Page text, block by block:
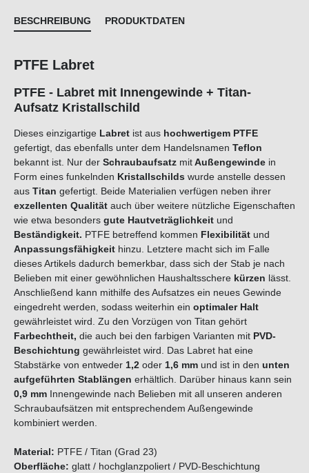
BESCHREIBUNG PRODUKTDATEN
PTFE Labret
PTFE - Labret mit Innengewinde + Titan-
Aufsatz Kristallschild
Dieses einzigartige Labret ist aus hochwertigem PTFE
gefertigt, das ebenfalls unter dem Handelsnamen Teflon
bekannt ist. Nur der Schraubaufsatz mitAußengewinde in
Form eines funkelnden Kristallschilds wurde anstelle dessen
aus Titan gefertigt. Beide Materialien verfügen neben ihrer
exzellenten Qualität auch über weitere nützliche Eigenschaften
wie etwa besonders gute Hautveträglichkeit und
Beständigkeit. PTFE betreffend kommen Flexibilität und
Anpassungsfähigkeit hinzu. Letztere macht sich im Falle
dieses Artikels dadurch bemerkbar, dass sich der Stab je nach
Belieben mit einer gewöhnlichen Haushaltsschere kürzen lässt.
Anschließend kann mithilfe des Aufsatzes ein neues Gewinde
eingedreht werden, sodass weiterhin ein optimaler Halt
gewährleistet wird. Zu den Vorzügen von Titan gehört
Farbechtheit, die auch bei den farbigen Varianten mit PVD-
Beschichtung gewährleistet wird. Das Labret hat eine
Stabstärke von entweder 1,2 oder 1,6 mm und ist in den unten
aufgeführten Stablängen erhältlich. Darüber hinaus kann sein
0,9 mm Innengewinde nach Belieben mit all unseren anderen
Schraubaufsätzen mit entsprechendem Außengewinde
kombiniert werden.
Material: PTFE / Titan (Grad 23)
Oberfläche: glatt / hochglanzpoliert / PVD-Beschichtung